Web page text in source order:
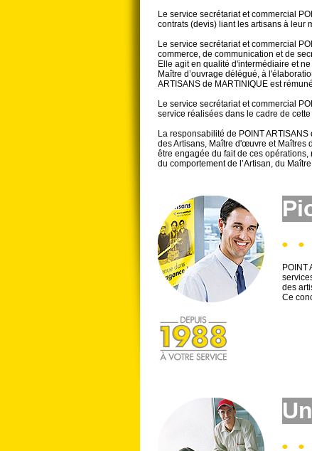
Le service secrétariat et commercial
contrats (devis) liant les artisans à leur
Le service secrétariat et commercial
commerce, de communication et de
Elle agit en qualité d'intermédiaire et
Maître d’ouvrage délégué, à
ARTISANS de MARTINIQUE est
Le service secrétariat et commercial
service réalisées dans le cadre de
La responsabilité de POINT
des Artisans, Maître d'œuvre et Maîtres
être engagée du fait de ces
du comportement de l’Artisan, du
POINT
des
Ce